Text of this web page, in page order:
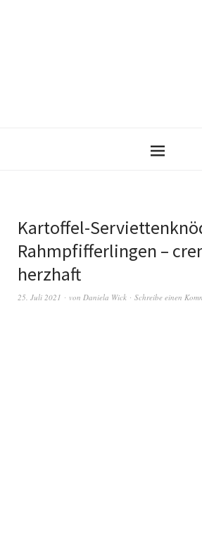
Kartoffel-
Rahmpfifferlingen –
herzhaft
25. Juli 2021 von Daniela Wick Schreibe einen